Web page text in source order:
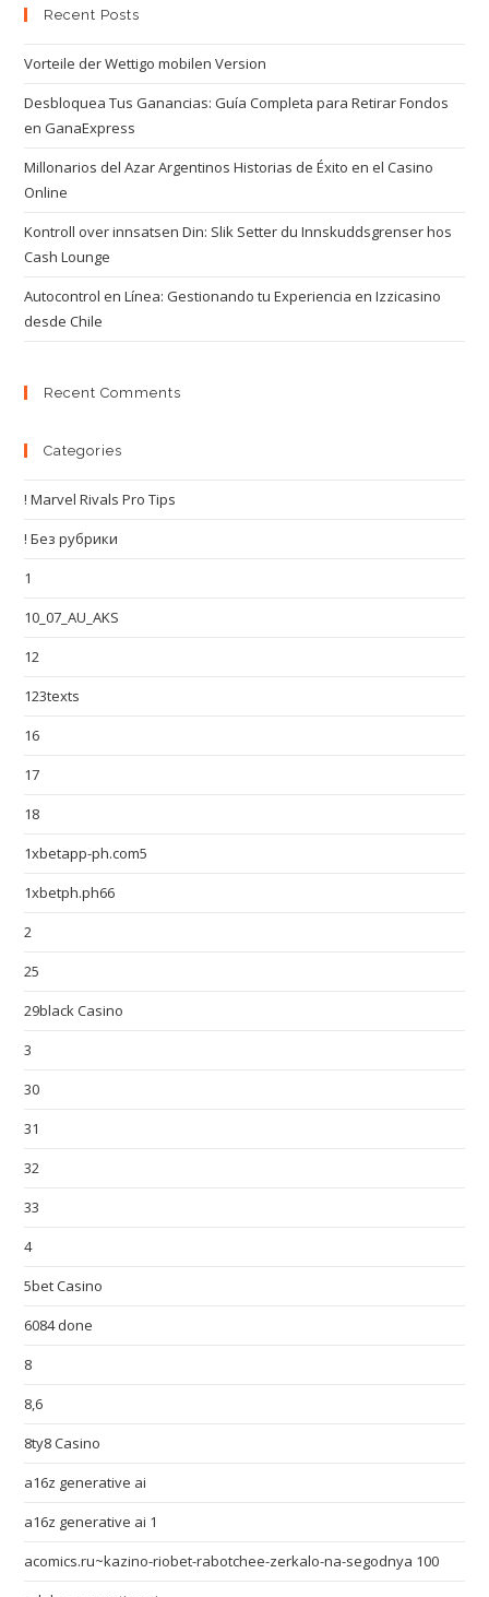
Recent Posts
Vorteile der Wettigo mobilen Version
Desbloquea Tus Ganancias: Guía Completa para Retirar Fondos
en GanaExpress
Millonarios del Azar Argentinos Historias de Éxito en el Casino
Online
Kontroll over innsatsen Din: Slik Setter du Innskuddsgrenser hos
Cash Lounge
Autocontrol en Línea: Gestionando tu Experiencia en Izzicasino
desde Chile
Recent Comments
Categories
! Marvel Rivals Pro Tips
! Без рубрики
1
10_07_AU_AKS
12
123texts
16
17
18
1xbetapp-ph.com5
1xbetph.ph66
2
25
29black Casino
3
30
31
32
33
4
5bet Casino
6084 done
8
8,6
8ty8 Casino
a16z generative ai
a16z generative ai 1
acomics.ru~kazino-riobet-rabotchee-zerkalo-na-segodnya 100